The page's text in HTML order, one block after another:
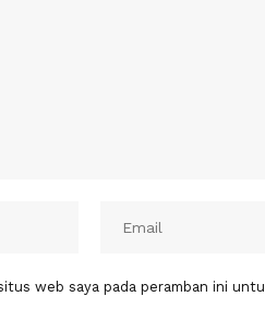
web saya pada peramban ini